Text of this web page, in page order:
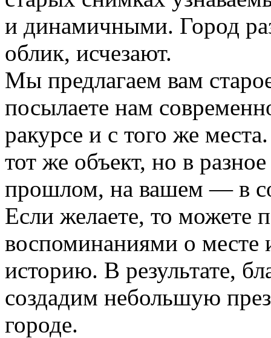
и динамичными. Город
облик, исчезают.
Мы предлагаем вам
посылаете нам
ракурсе и с того же
тот же объект, но в
прошлом, на вашем — в
Если желаете, то можете
воспоминаниями о месте
историю. В результате,
создадим небольшую
городе.